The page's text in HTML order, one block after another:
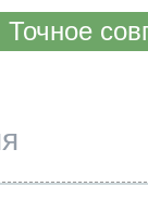
Точное